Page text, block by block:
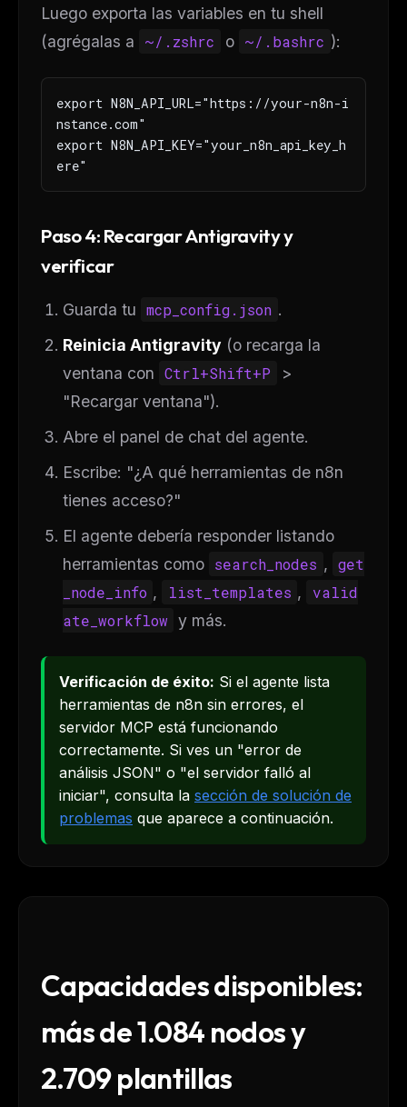
Luego exporta las variables en tu shell
(agrégalas a
~/.zshrc o ~/.bashrc ):
export N8N_API_URL="https://your-n8n-i
nstance.com"
export N8N_API_KEY="your_n8n_api_key_h
ere"
Paso 4: Recargar Antigravity y
verificar
Guarda tu mcp_config.json .
Reinicia Antigravity (o recarga la
ventana con Ctrl+Shift+P
>
"Recargar ventana").
Abre el panel de chat del agente.
Escribe: "¿A qué herramientas de n8n
tienes acceso?"
El agente debería responder listando
herramientas como search_nodes , get
_node_info , list_templates ,
valid
ate_workflow y más.
Verificación de éxito: Si el agente lista
herramientas de n8n sin errores, el
servidor MCP está funcionando
correctamente. Si ves un "error de
análisis JSON" o "el servidor falló al
iniciar", consulta la sección de solución de
problemas que aparece a continuación.
Capacidades disponibles:
más de 1.084 nodos y
2.709 plantillas